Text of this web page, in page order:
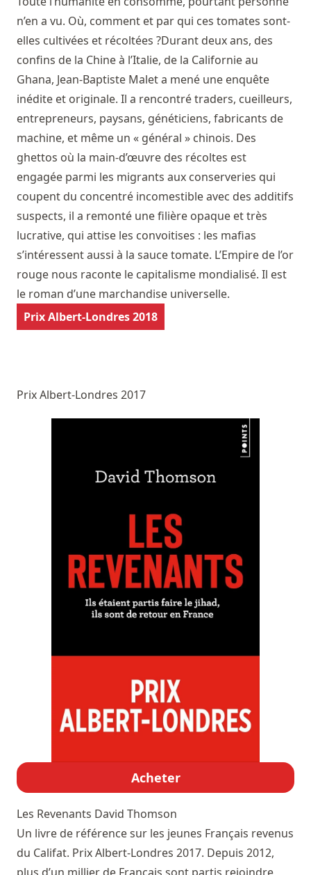
n’en a vu. Où, comment et par qui ces tomates sont-
elles cultivées et récoltées ?Durant deux ans, des
confins de la Chine à l’Italie, de la Californie au
Ghana, Jean-Baptiste Malet a mené une enquête
inédite et originale. Il a rencontré traders, cueilleurs,
entrepreneurs, paysans, généticiens, fabricants de
machine, et même un « général » chinois. Des
ghettos où la main-d’œuvre des récoltes est
engagée parmi les migrants aux conserveries qui
coupent du concentré incomestible avec des additifs
suspects, il a remonté une filière opaque et très
lucrative, qui attise les convoitises : les mafias
s’intéressent aussi à la sauce tomate. L’Empire de l’or
rouge nous raconte le capitalisme mondialisé. Il est
le roman d’une marchandise universelle.
Prix Albert-Londres 2018
Prix Albert-Londres 2017
Acheter
Les Revenants David Thomson
Un livre de référence sur les jeunes Français revenus
du Califat. Prix Albert-Londres 2017. Depuis 2012,